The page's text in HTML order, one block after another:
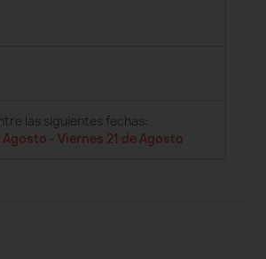
las siguientes fechas:
Agosto - Viernes 21 de Agosto